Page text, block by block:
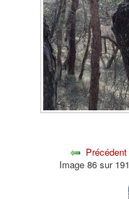
Précédent
Image 86 sur 191